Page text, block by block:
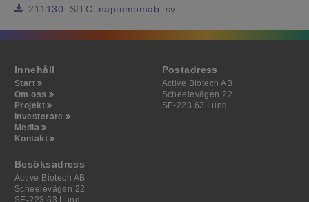
211130_SITC_naptumomab_sv
Innehåll
Start
Om oss
Projekt
Investerare
Media
Kontakt
Postadress
Active Biotech AB
Scheelevägen 22
SE-223 63 Lund
Besöksadress
Active Biotech AB
Scheelevägen 22